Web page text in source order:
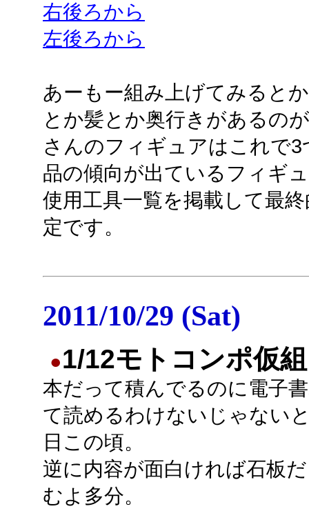
右後ろから
左後ろから
あーもー組み上げてみると
とか髪とか奥行きがあるの
さんのフィギュアはこれで
品の傾向が出ているフィギ
使用工具一覧を掲載して最
定です。
2011/10/29 (Sat)
●1/12モトコンポ仮組
本だって積んでるのに電子
て読めるわけないじゃない
日この頃。
逆に内容が面白ければ石板
むよ多分。